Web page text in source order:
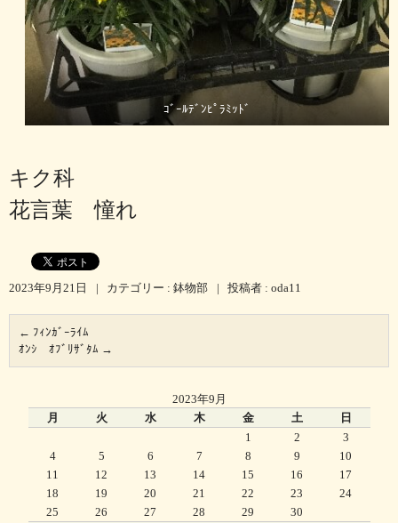
ｺﾞｰﾙﾃﾞﾝﾋﾟﾗﾐｯﾄﾞ
キク科
花言葉 憧れ
2023年9月21日 | カテゴリー : 鉢物部 | 投稿者 : oda11
← ﾌｨﾝｶﾞｰﾗｲﾑ
ｵﾝｼ ｵﾌﾞﾘｻﾞﾀﾑ →
2023年9月
月
火 水 木 金 土 日
1 2
3
4
5 6 7 8 9
10
11
12 13 14 15 16
17
18
19 20 21 22 23
24
25
26 27 28 29 30